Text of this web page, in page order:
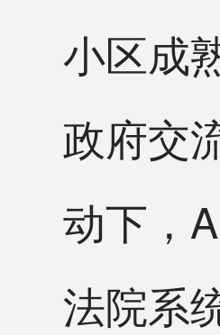
小区成
政府交
动下，
法院系